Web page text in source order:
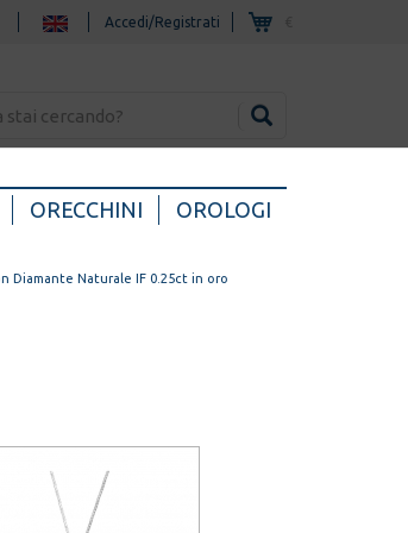
Accedi/Registrati
ORECCHINI OROLOGI
Diamante Naturale IF 0.25ct in oro